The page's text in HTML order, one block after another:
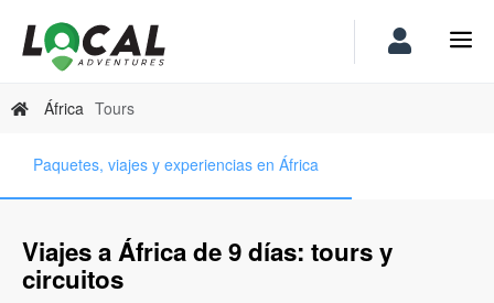
África Tours
Paquetes, viajes y experiencias en África
Viajes a África de 9 días: tours y
circuitos